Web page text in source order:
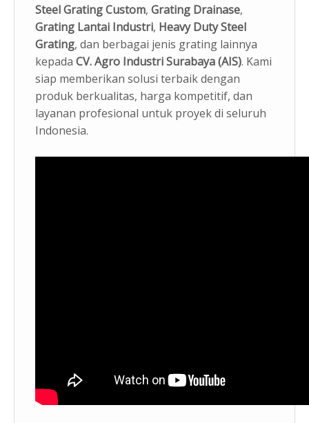
Steel Grating Custom, Grating Drainase,
Grating Lantai Industri, Heavy Duty Steel
Grating, dan berbagai jenis grating lainnya
kepada CV. Agro Industri Surabaya (AIS). Kami
siap memberikan solusi terbaik dengan
produk berkualitas, harga kompetitif, dan
layanan profesional untuk proyek di seluruh
Indonesia.